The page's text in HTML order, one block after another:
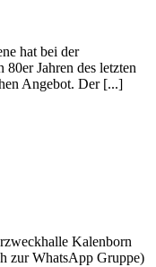
hat bei der
Jahren des letzten
Angebot. Der [...]
Kalenborn
zur WhatsApp Gruppe)